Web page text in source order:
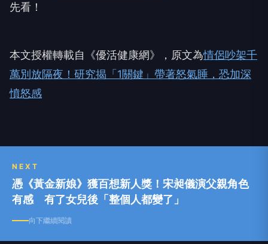
先看！
本文授權轉載自《優活健康網》，原文為情侶吵架千
萬別放隔夜！研究揭「1關鍵」帶著怒氣睡，恐加深
憤怒感
NEXT
憑《黃金新娘》獲百想新人獎！宋昶儀演父親角色
有感 有了女兒後「整個人都變了」
向下繼續閱讀